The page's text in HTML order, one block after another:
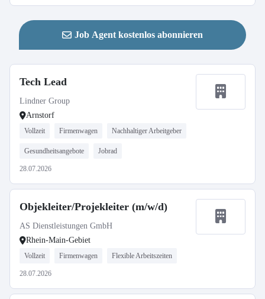
Job Agent kostenlos abonnieren
Tech Lead
Lindner Group
Arnstorf
Vollzeit Firmenwagen Nachhaltiger Arbeitgeber
Gesundheitsangebote Jobrad
28.07.2026
Objekleiter/Projekleiter (m/w/d)
AS Dienstleistungen GmbH
Rhein-Main-Gebiet
Vollzeit Firmenwagen Flexible Arbeitszeiten
28.07.2026